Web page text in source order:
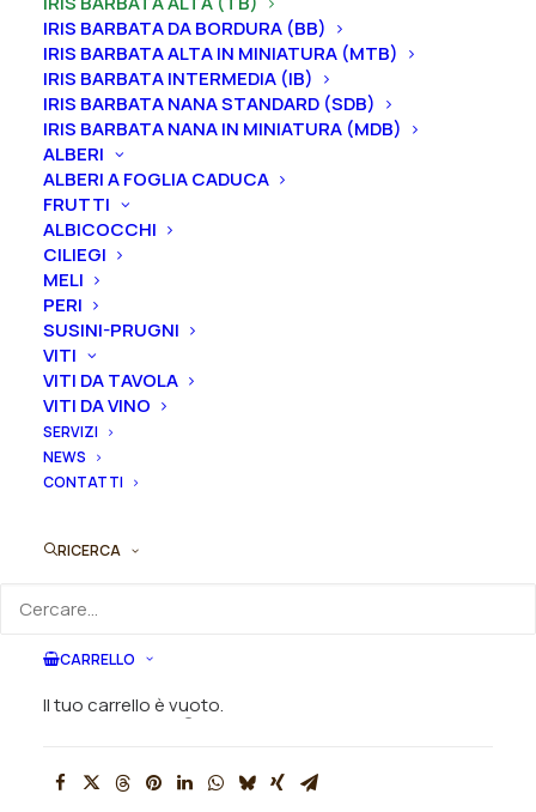
IRIS BARBATA DA BORDURA (BB)
IRIS BARBATA ALTA IN MINIATURA (MTB)
IRIS BARBATA INTERMEDIA (IB)
IRIS BARBATA NANA STANDARD (SDB)
IRIS BARBATA NANA IN MINIATURA (MDB)
ALBERI
ALBERI A FOGLIA CADUCA
FRUTTI
ALBICOCCHI
CILIEGI
MELI
PERI
SUSINI-PRUGNI
VITI
VITI DA TAVOLA
VITI DA VINO
SERVIZI
NEWS
CONTATTI
RICERCA
CARRELLO
Il tuo carrello è vuoto.
Le piante diIris in vaso sono disponibili in
periodomentre i rizomidiIrissono disponibili solo
nel periodo che vada luglio a settembre.
Formato
Iris
germanica
"Auckland"
quantità
Ordina subito questo prodotto!
Puoi acquistare ora questo prodotto contattandoci e
indicando la dimensione del vaso desiderata e la
quantità
SKU
germanica